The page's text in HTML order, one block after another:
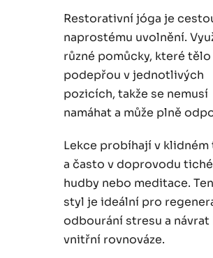
Restorativní jóga je
naprostému uvolnění.
různé pomůcky, které tělo
podepřou v jednotlivých
pozicích, takže se nemusí
namáhat a může plně
Lekce probíhají v klidném
a často v doprovodu tiché
hudby nebo meditace.
styl je ideální pro
odbourání stresu a návrat
vnitřní rovnováze.